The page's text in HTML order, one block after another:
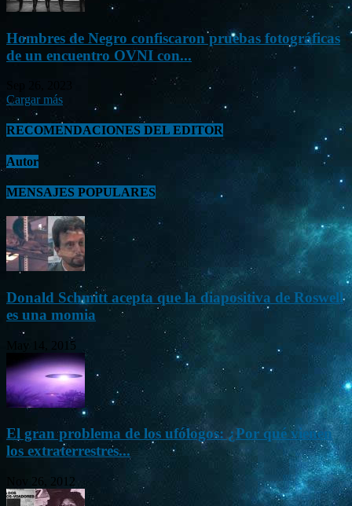
Hombres de Negro confiscaron pruebas fotográficas
de un encuentro OVNI con...
Cargar más
RECOMENDACIONES DEL EDITOR
Autor
MENSAJES POPULARES
Donald Schmitt acepta que la diapositiva de Roswell
es una momia
May 14, 2015
El gran problema de los ufólogos: ¿Por qué vienen
los extraterrestres...
Nov 26, 2012